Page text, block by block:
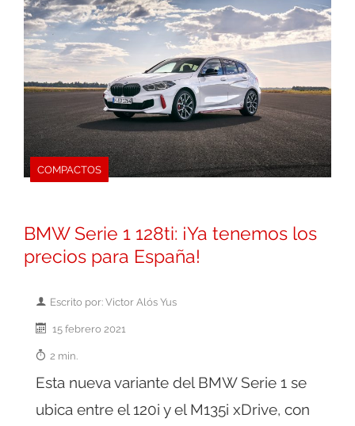
COMPACTOS
BMW Serie 1 128ti: ¡Ya tenemos los
precios para España!
Escrito por: Victor Alós Yus
15 febrero 2021
2 min.
Esta nueva variante del BMW Serie 1 se
ubica entre el 120i y el M135i xDrive, con